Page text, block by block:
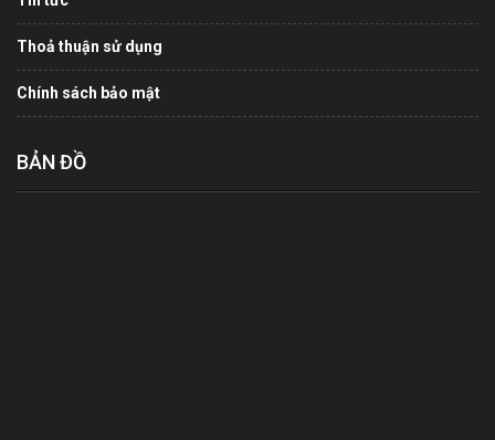
Thoả thuận sử dụng
Chính sách bảo mật
BẢN ĐỒ